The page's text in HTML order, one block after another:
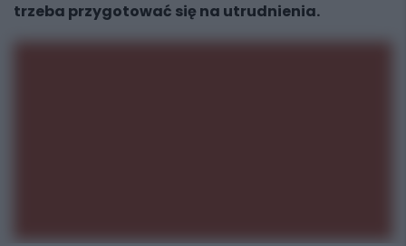
trzeba przygotować się na utrudnienia.